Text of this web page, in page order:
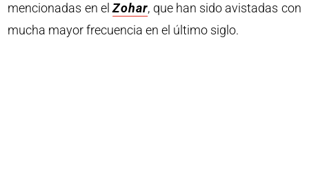
mencionadas en elZohar, que han sido avistadas con
mucha mayor frecuencia en el último siglo.